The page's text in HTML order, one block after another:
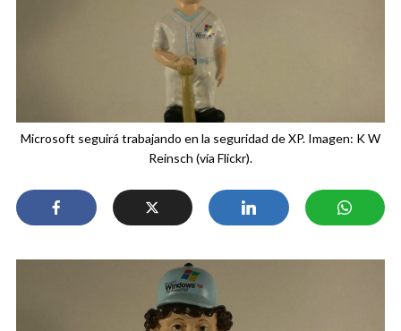
Microsoft seguirá trabajando en la seguridad de XP. Imagen: K W
Reinsch (vía Flickr).